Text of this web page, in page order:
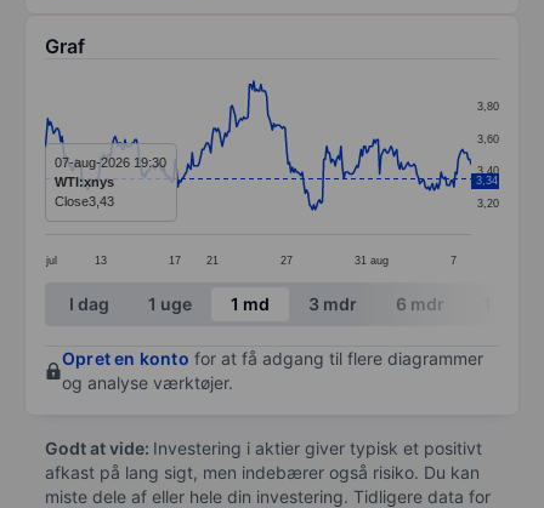
Graf
Line chart with 299 data points.
The chart has 1 X axis displaying categories.
The chart has 1 Y axis displaying values. Data
jul 13 17 21 27 31 aug 7
3,20
3,40
3,60
3,80
3,34
07-aug-2026 19:30
WTI:xnys
Close3,43
End of interactive chart.
I dag 1 uge 1 md 3 mdr 6 mdr
Opret en konto for at få adgang til flere diagrammer
og analyse værktøjer.
Godt at vide: Investering i aktier giver typisk et positivt
afkast på lang sigt, men indebærer også risiko. Du kan
miste dele af eller hele din investering. Tidligere data for